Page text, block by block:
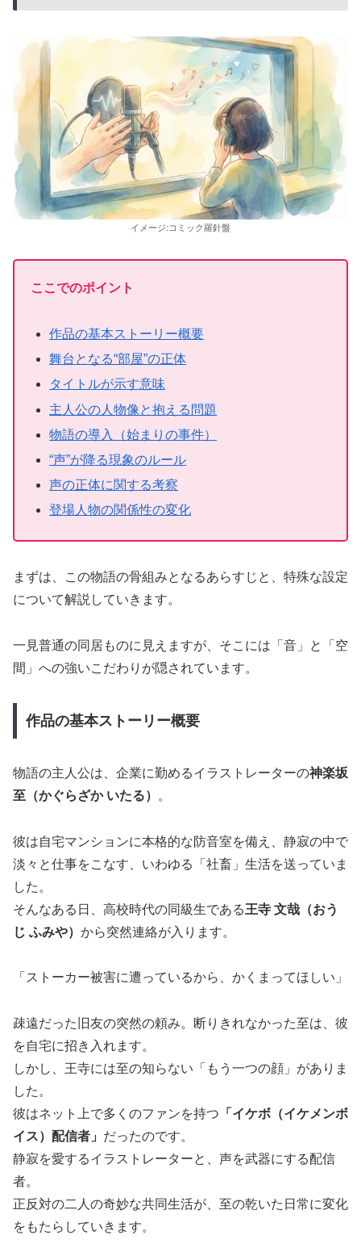
イメージ:コミック羅針盤
ここでのポイント
作品の基本ストーリー概要
舞台となる“部屋”の正体
タイトルが示す意味
主人公の人物像と抱える問題
物語の導入（始まりの事件）
“声”が降る現象のルール
声の正体に関する考察
登場人物の関係性の変化
まずは、この物語の骨組みとなるあらすじと、特殊な設定
について解説していきます。
一見普通の同居ものに見えますが、そこには「音」と「空
間」への強いこだわりが隠されています。
作品の基本ストーリー概要
物語の主人公は、企業に勤めるイラストレーターの神楽坂
至（かぐらざか いたる）
。
彼は自宅マンションに本格的な防音室を備え、静寂の中で
淡々と仕事をこなす、いわゆる「社畜」生活を送っていま
した。
そんなある日、高校時代の同級生である王寺 文哉（おう
じ ふみや） から突然連絡が入ります。
「ストーカー被害に遭っているから、かくまってほしい」
疎遠だった旧友の突然の頼み。断りきれなかった至は、彼
を自宅に招き入れます。
しかし、王寺には至の知らない「もう一つの顔」がありま
した。
彼はネット上で多くのファンを持つ 「イケボ（イケメンボ
イス）配信者」 だったのです。
静寂を愛するイラストレーターと、声を武器にする配信
者。
正反対の二人の奇妙な共同生活が、至の乾いた日常に変化
をもたらしていきます。